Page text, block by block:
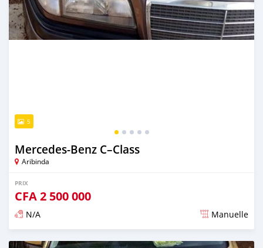
5
Mercedes-Benz C–Class
Aribinda
PRIX
CFA2 500 000
N/A Manuelle
Publié il y a presque 6 ans